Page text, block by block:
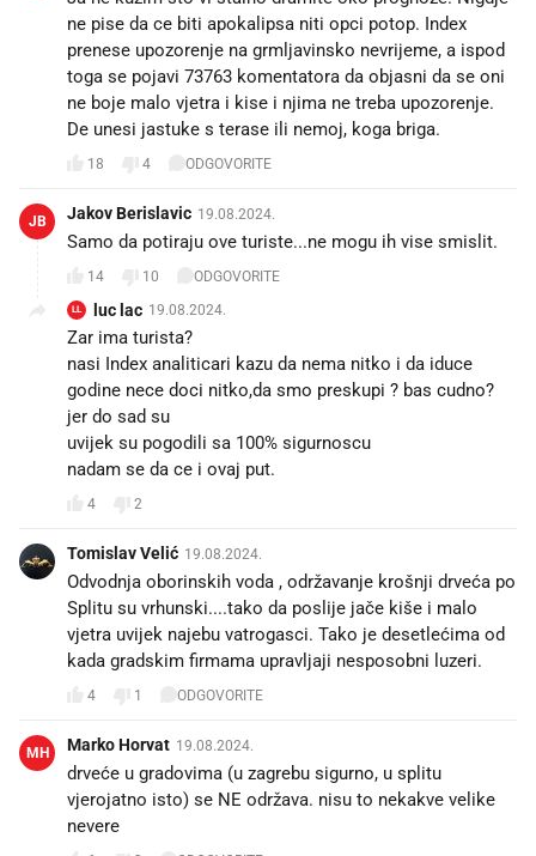
ne pise da ce biti apokalipsa niti opci potop. Index
prenese upozorenje na grmljavinsko nevrijeme, a ispod
toga se pojavi 73763 komentatora da objasni da se oni
ne boje malo vjetra i kise i njima ne treba upozorenje.
De unesi jastuke s terase ili nemoj, koga briga.
18 4 ODGOVORITE
JB Jakov Berislavic 19.08.2024.
Samo da potiraju ove turiste...ne mogu ih vise smislit.
14 10 ODGOVORITE
LL luc lac 19.08.2024.
Zar ima turista?
nasi Index analiticari kazu da nema nitko i da iduce
godine nece doci nitko,da smo preskupi ? bas cudno?
jer do sad su
uvijek su pogodili sa 100% sigurnoscu
nadam se da ce i ovaj put.
4 2
Tomislav Velić 19.08.2024.
Odvodnja oborinskih voda , održavanje krošnji drveća po
Splitu su vrhunski....tako da poslije jače kiše i malo
vjetra uvijek najebu vatrogasci. Tako je desetlećima od
kada gradskim firmama upravljaji nesposobni luzeri.
4 1 ODGOVORITE
MH Marko Horvat 19.08.2024.
drveće u gradovima (u zagrebu sigurno, u splitu
vjerojatno isto) se NE održava. nisu to nekakve velike
nevere